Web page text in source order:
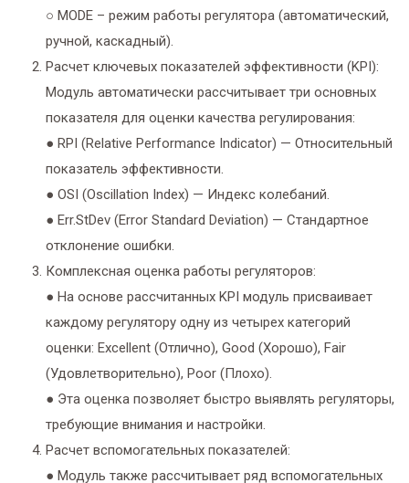
○ MODE – режим работы регулятора (автоматический,
ручной, каскадный).
Расчет ключевых показателей эффективности (KPI):
Модуль автоматически рассчитывает три основных
показателя для оценки качества регулирования:
● RPI (Relative Performance Indicator) — Относительный
показатель эффективности.
● OSI (Oscillation Index) — Индекс колебаний.
● Err.StDev (Error Standard Deviation) — Стандартное
отклонение ошибки.
Комплексная оценка работы регуляторов:
● На основе рассчитанных KPI модуль присваивает
каждому регулятору одну из четырех категорий
оценки: Excellent (Отлично), Good (Хорошо), Fair
(Удовлетворительно), Poor (Плохо).
● Эта оценка позволяет быстро выявлять регуляторы,
требующие внимания и настройки.
Расчет вспомогательных показателей:
● Модуль также рассчитывает ряд вспомогательных